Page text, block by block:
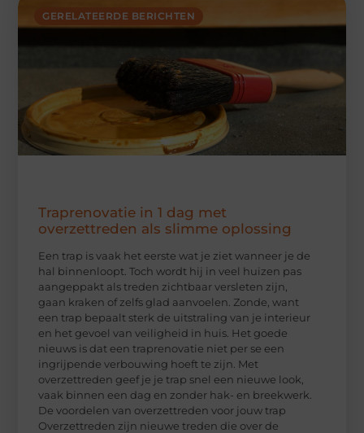
GERELATEERDE BERICHTEN
Traprenovatie in 1 dag met
overzettreden als slimme oplossing
Een trap is vaak het eerste wat je ziet wanneer je de
hal binnenloopt. Toch wordt hij in veel huizen pas
aangeppakt als treden zichtbaar versleten zijn,
gaan kraken of zelfs glad aanvoelen. Zonde, want
een trap bepaalt sterk de uitstraling van je interieur
en het gevoel van veiligheid in huis. Het goede
nieuws is dat een traprenovatie niet per se een
ingrijpende verbouwing hoeft te zijn. Met
overzettreden geef je je trap snel een nieuwe look,
vaak binnen een dag en zonder hak- en breekwerk.
De voordelen van overzettreden voor jouw trap
Overzettreden zijn nieuwe treden die over de